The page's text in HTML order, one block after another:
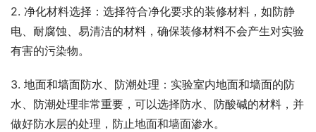
2. 净化材料选择：选择符合净化要求的装修材料，如防静
电、耐腐蚀、易清洁的材料，确保装修材料不会产生对实验
有害的污染物。
3. 地面和墙面防水、防潮处理：实验室内地面和墙面的防
水、防潮处理非常重要，可以选择防水、防酸碱的材料，并
做好防水层的处理，防止地面和墙面渗水。